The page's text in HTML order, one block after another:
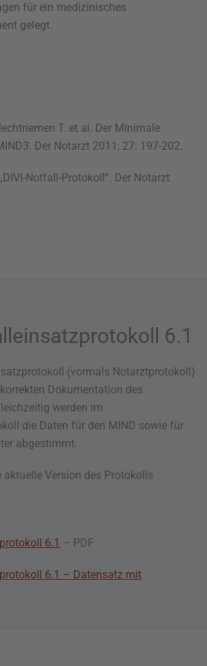
für ein medizinisches
gelegt.
T. et al. Der Minimale
Der Notarzt 2011; 27: 197-202.
Notfall-Protokoll“. Der Notarzt
6.1
(vormals Notarztprotokoll)
Dokumentation des
werden im
die Daten für den MIND sowie für
abgestimmt.
aktuelle Version des Protokolls
6.1 – PDF
6.1 – Datensatz mit